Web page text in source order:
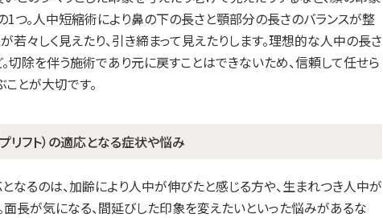
1つ。人中短縮術により鼻の下の長さと顎部分の長さのバランスが整
若々しく見えたり、引き締まって見えたりします。理想的な人中の長さ
切除を伴う施術であり元に戻すことはできないため、信頼して任せら
とが大切です。
リフト）の適応となる症状や悩み
なるのは、加齢により人中が伸びたと感じる方や、生まれつき人中が
面長が気になる、間延びした印象を変えたいといった悩みがあるな